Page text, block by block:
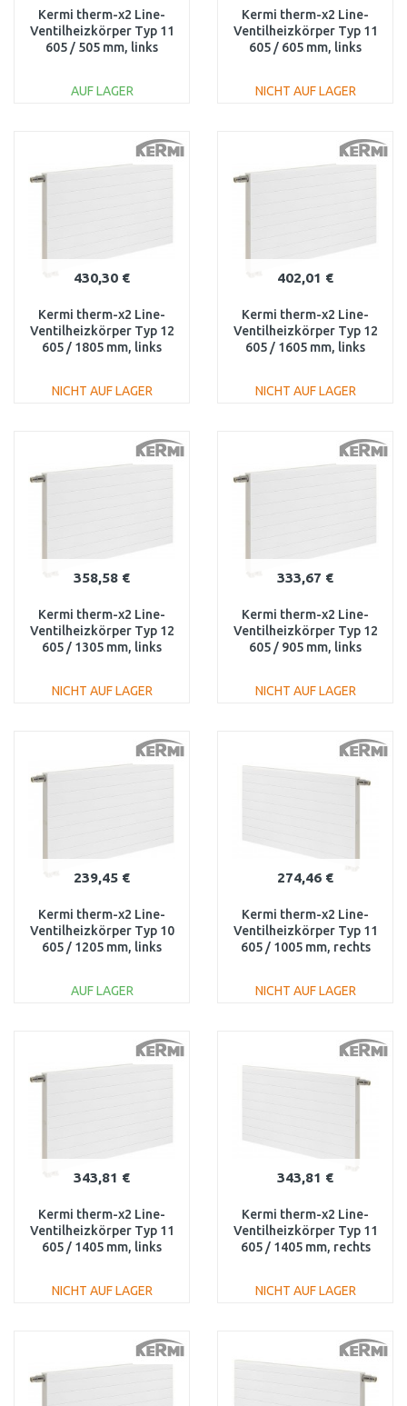
Kermi therm-x2 Line-
Ventilheizkörper Typ 11
605 / 505 mm, links
AUF LAGER
Vergleichen
Kermi therm-x2 Line-
Ventilheizkörper Typ 11
605 / 605 mm, links
NICHT AUF LAGER
Vergleichen
430,30 €
Kermi therm-x2 Line-
Ventilheizkörper Typ 12
605 / 1805 mm, links
NICHT AUF LAGER
Vergleichen
402,01 €
Kermi therm-x2 Line-
Ventilheizkörper Typ 12
605 / 1605 mm, links
NICHT AUF LAGER
Vergleichen
358,58 €
Kermi therm-x2 Line-
Ventilheizkörper Typ 12
605 / 1305 mm, links
NICHT AUF LAGER
Vergleichen
333,67 €
Kermi therm-x2 Line-
Ventilheizkörper Typ 12
605 / 905 mm, links
NICHT AUF LAGER
239,45 €
Kermi therm-x2 Line-
Ventilheizkörper Typ 10
605 / 1205 mm, links
AUF LAGER
Vergleichen
274,46 €
Kermi therm-x2 Line-
Ventilheizkörper Typ 11
605 / 1005 mm, rechts
NICHT AUF LAGER
343,81 €
Kermi therm-x2 Line-
Ventilheizkörper Typ 11
605 / 1405 mm, links
NICHT AUF LAGER
Vergleichen
343,81 €
Kermi therm-x2 Line-
Ventilheizkörper Typ 11
605 / 1405 mm, rechts
NICHT AUF LAGER
Vergleichen